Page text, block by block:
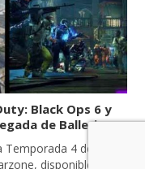
Black Ops 6 y
de Ballerina
4 de Call
disponible el